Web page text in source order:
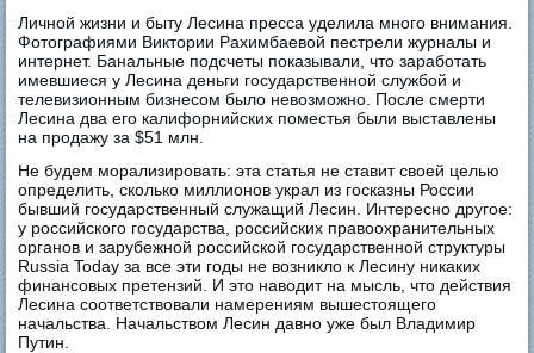
Личной жизни и быту Лесина пресса уделила много внимания.
Фотографиями Виктории Рахимбаевой пестрели журналы и
интернет. Банальные подсчеты показывали, что заработать
имевшиеся у Лесина деньги государственной службой и
телевизионным бизнесом было невозможно. После смерти
Лесина два его калифорнийских поместья были выставлены
на продажу за $51 млн.
Не будем морализировать: эта статья не ставит своей целью
определить, сколько миллионов украл из госказны России
бывший государственный служащий Лесин. Интересно другое:
у российского государства, российских правоохранительных
органов и зарубежной российской государственной структуры
Russia Today за все эти годы не возникло к Лесину никаких
финансовых претензий. И это наводит на мысль, что действия
Лесина соответствовали намерениям вышестоящего
начальства. Начальством Лесин давно уже был Владимир
Путин.